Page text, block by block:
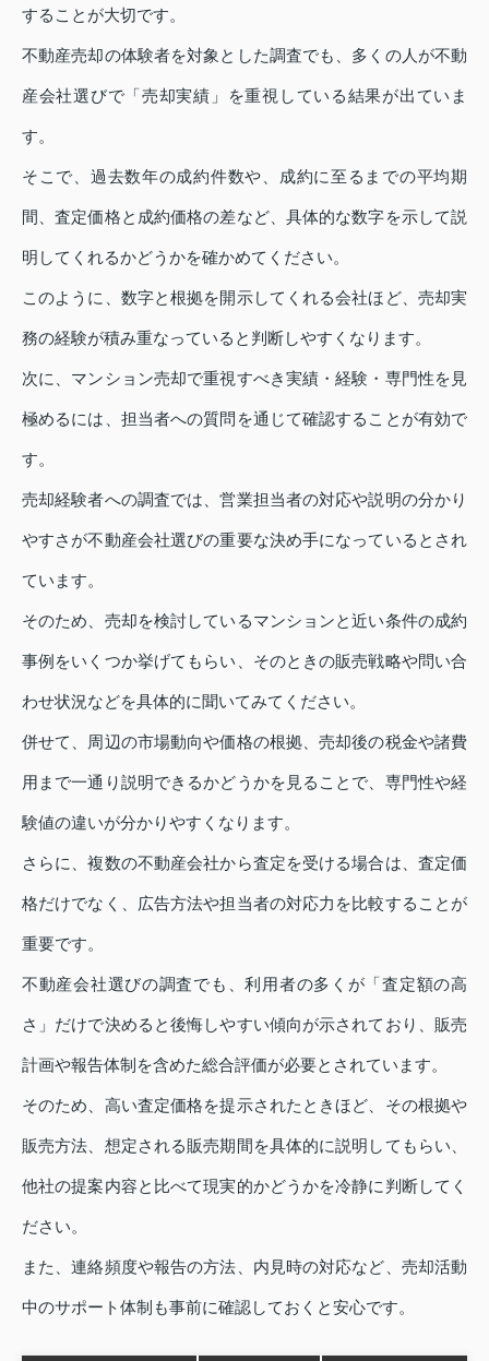
することが大切です。
不動産売却の体験者を対象とした調査でも、多くの人が不動
産会社選びで「売却実績」を重視している結果が出ていま
す。
そこで、過去数年の成約件数や、成約に至るまでの平均期
間、査定価格と成約価格の差など、具体的な数字を示して説
明してくれるかどうかを確かめてください。
このように、数字と根拠を開示してくれる会社ほど、売却実
務の経験が積み重なっていると判断しやすくなります。
次に、マンション売却で重視すべき実績・経験・専門性を見
極めるには、担当者への質問を通じて確認することが有効で
す。
売却経験者への調査では、営業担当者の対応や説明の分かり
やすさが不動産会社選びの重要な決め手になっているとされ
ています。
そのため、売却を検討しているマンションと近い条件の成約
事例をいくつか挙げてもらい、そのときの販売戦略や問い合
わせ状況などを具体的に聞いてみてください。
併せて、周辺の市場動向や価格の根拠、売却後の税金や諸費
用まで一通り説明できるかどうかを見ることで、専門性や経
験値の違いが分かりやすくなります。
さらに、複数の不動産会社から査定を受ける場合は、査定価
格だけでなく、広告方法や担当者の対応力を比較することが
重要です。
不動産会社選びの調査でも、利用者の多くが「査定額の高
さ」だけで決めると後悔しやすい傾向が示されており、販売
計画や報告体制を含めた総合評価が必要とされています。
そのため、高い査定価格を提示されたときほど、その根拠や
販売方法、想定される販売期間を具体的に説明してもらい、
他社の提案内容と比べて現実的かどうかを冷静に判断してく
ださい。
また、連絡頻度や報告の方法、内見時の対応など、売却活動
中のサポート体制も事前に確認しておくと安心です。